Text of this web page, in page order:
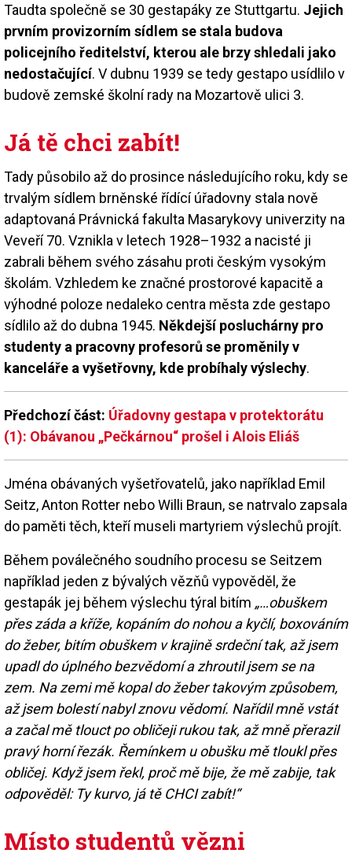
Taudta společně se 30 gestapáky ze Stuttgartu. Jejich
prvním provizorním sídlem se stala budova
policejního ředitelství, kterou ale brzy shledali jako
nedostačující. V dubnu 1939 se tedy gestapo usídlilo v
budově zemské školní rady na Mozartově ulici 3.
Já tě chci zabít!
Tady působilo až do prosince následujícího roku, kdy se
trvalým sídlem brněnské řídící úřadovny stala nově
adaptovaná Právnická fakulta Masarykovy univerzity na
Veveří 70. Vznikla v letech 1928–1932 a nacisté ji
zabrali během svého zásahu proti českým vysokým
školám. Vzhledem ke značné prostorové kapacitě a
výhodné poloze nedaleko centra města zde gestapo
sídlilo až do dubna 1945. Někdejší posluchárny pro
studenty a pracovny profesorů se proměnily v
kanceláře a vyšetřovny, kde probíhaly výslechy.
Předchozí část: Úřadovny gestapa v protektorátu
(1): Obávanou „Pečkárnou“ prošel i Alois Eliáš
Jména obávaných vyšetřovatelů, jako například Emil
Seitz, Anton Rotter nebo Willi Braun, se natrvalo zapsala
do paměti těch, kteří museli martyriem výslechů projít.
Během poválečného soudního procesu se Seitzem
například jeden z bývalých vězňů vypověděl, že
gestapák jej během výslechu týral bitím „…obuškem
přes záda a kříže, kopáním do nohou a kyčlí, boxováním
do žeber, bitím obuškem v krajině srdeční tak, až jsem
upadl do úplného bezvědomí a zhroutil jsem se na
zem. Na zemi mě kopal do žeber takovým způsobem,
až jsem bolestí nabyl znovu vědomí. Nařídil mně vstát
a začal mě tlouct po obličeji rukou tak, až mně přerazil
pravý horní řezák. Řemínkem u obušku mě tloukl přes
obličej. Když jsem řekl, proč mě bije, že mě zabije, tak
odpověděl: Ty kurvo, já tě CHCI zabít!“
Místo studentů vězni